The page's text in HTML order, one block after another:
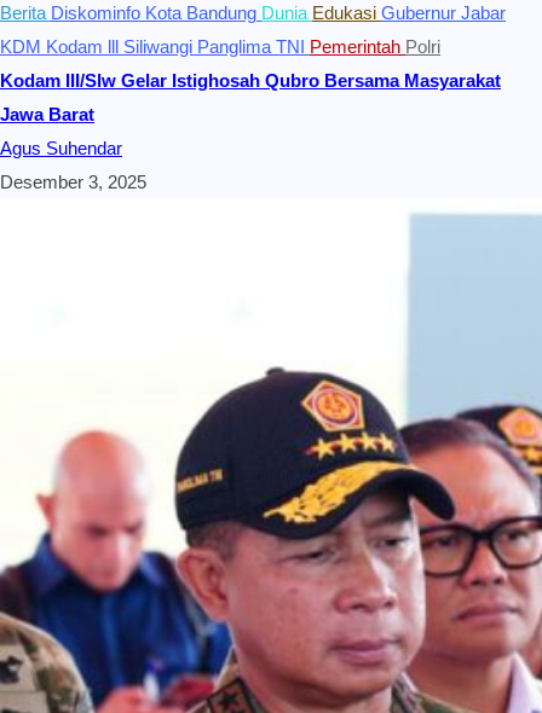
Berita Diskominfo Kota Bandung Dunia Edukasi Gubernur Jabar
KDM Kodam lll Siliwangi Panglima TNI Pemerintah Polri
Kodam III/Slw Gelar Istighosah Qubro Bersama Masyarakat
Jawa Barat
Agus Suhendar
Desember 3, 2025